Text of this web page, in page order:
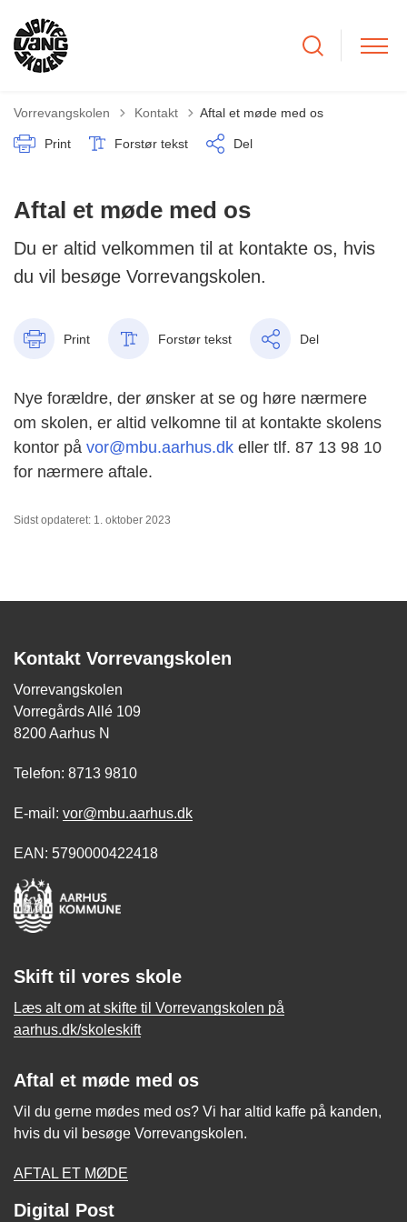
Vorrevangskolen Tilbage til
Kontakt Aftal et møde med os
Print Forstør tekst Del
Aftal et møde med os
Du er altid velkommen til at kontakte os, hvis
du vil besøge Vorrevangskolen.
Print Forstør tekst Del
Nye forældre, der ønsker at se og høre nærmere
om skolen, er altid velkomne til at kontakte skolens
kontor på vor@mbu.aarhus.dk eller tlf. 87 13 98 10
for nærmere aftale.
Sidst opdateret: 1. oktober 2023
Kontakt Vorrevangskolen
Vorrevangskolen
Vorregårds Allé 109
8200 Aarhus N
Telefon: 8713 9810
E-mail: vor@mbu.aarhus.dk
EAN: 5790000422418
Skift til vores skole
Læs alt om at skifte til Vorrevangskolen på
aarhus.dk/skoleskift
Aftal et møde med os
Vil du gerne mødes med os? Vi har altid kaffe på kanden,
hvis du vil besøge Vorrevangskolen.
AFTAL ET MØDE
Digital Post